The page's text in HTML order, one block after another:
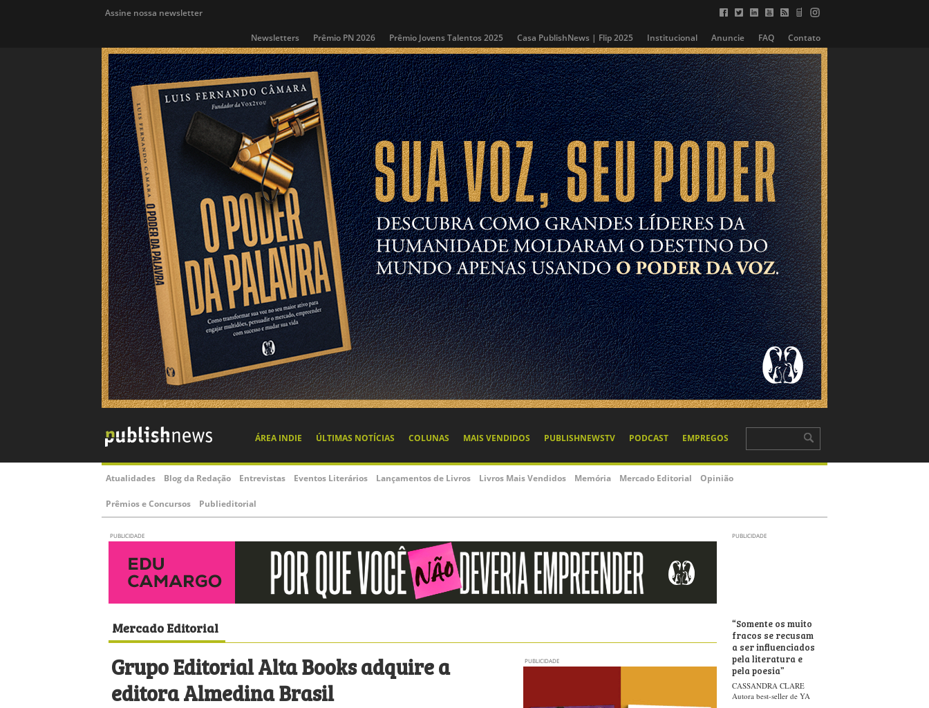
Assine nossa newsletter
Newsletters Prêmio PN 2026 Prêmio Jovens Talentos 2025 Casa PublishNews | Flip 2025 Institucional Anuncie FAQ Contato
ÁREA INDIE ÚLTIMAS NOTÍCIAS COLUNAS MAIS VENDIDOS PUBLISHNEWSTV PODCAST EMPREGOS
Atualidades Blog da Redação Entrevistas Eventos Literários Lançamentos de Livros Livros Mais Vendidos Memória Mercado Editorial Opinião
Prêmios e Concursos Publieditorial
PUBLICIDADE PUBLICIDADE
Mercado Editorial
Grupo Editorial Alta Books adquire a
editora Almedina Brasil
PUBLICIDADE
“Somente os muito
fracos se recusam
a ser influenciados
pela literatura e
pela poesia”
CASSANDRA CLARE
Autora best-seller de YA